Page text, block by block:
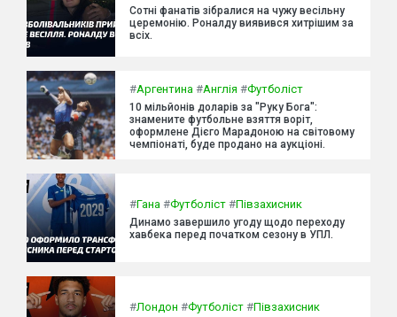
Сотні фанатів зібралися на чужу весільну
церемонію. Роналду виявився хитрішим за
всіх.
#Аргентина #Англія #Футболіст
10 мільйонів доларів за "Руку Бога":
знамените футбольне взяття воріт,
оформлене Дієго Марадоною на світовому
чемпіонаті, буде продано на аукціоні.
#Гана #Футболіст #Півзахисник
Динамо завершило угоду щодо переходу
хавбека перед початком сезону в УПЛ.
#Лондон #Футболіст #Півзахисник